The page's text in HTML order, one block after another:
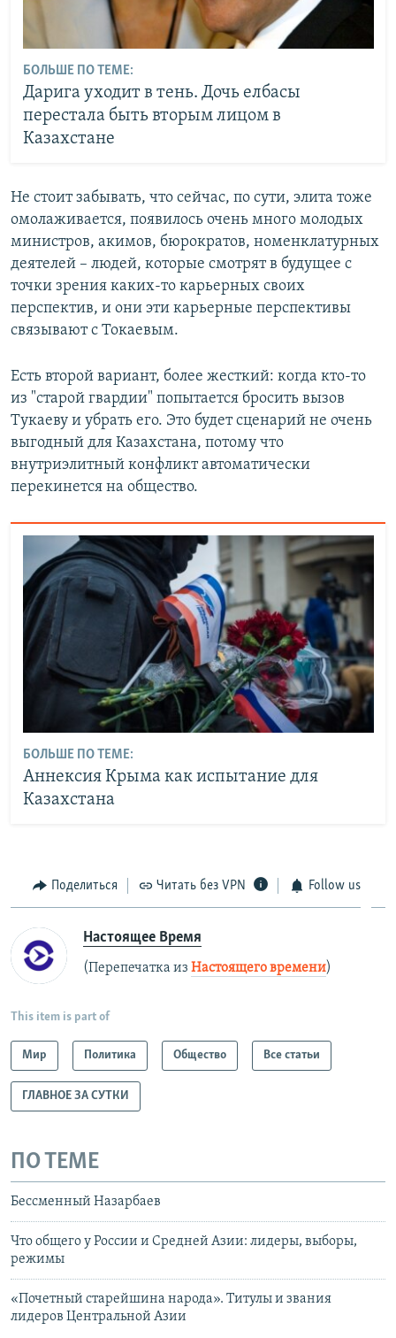
БОЛЬШЕ ПО ТЕМЕ:
Дарига уходит в тень. Дочь елбасы
перестала быть вторым лицом в
Казахстане
Не стоит забывать, что сейчас, по сути, элита тоже
омолаживается, появилось очень много молодых
министров, акимов, бюрократов, номенклатурных
деятелей – людей, которые смотрят в будущее с
точки зрения каких-то карьерных своих
перспектив, и они эти карьерные перспективы
связывают с Токаевым.
Есть второй вариант, более жесткий: когда кто-то
из "старой гвардии" попытается бросить вызов
Тукаеву и убрать его. Это будет сценарий не очень
выгодный для Казахстана, потому что
внутриэлитный конфликт автоматически
перекинется на общество.
БОЛЬШЕ ПО ТЕМЕ:
Аннексия Крыма как испытание для
Казахстана
Поделиться Читать без VPN Follow us
Настоящее Время
(Перепечатка из Настоящего времени)
This item is part of
Мир Политика Общество Все статьи
ГЛАВНОЕ ЗА СУТКИ
ПО ТЕМЕ
Бессменный Назарбаев
Что общего у России и Средней Азии: лидеры, выборы,
режимы
«Почетный старейшина народа». Титулы и звания
лидеров Центральной Азии